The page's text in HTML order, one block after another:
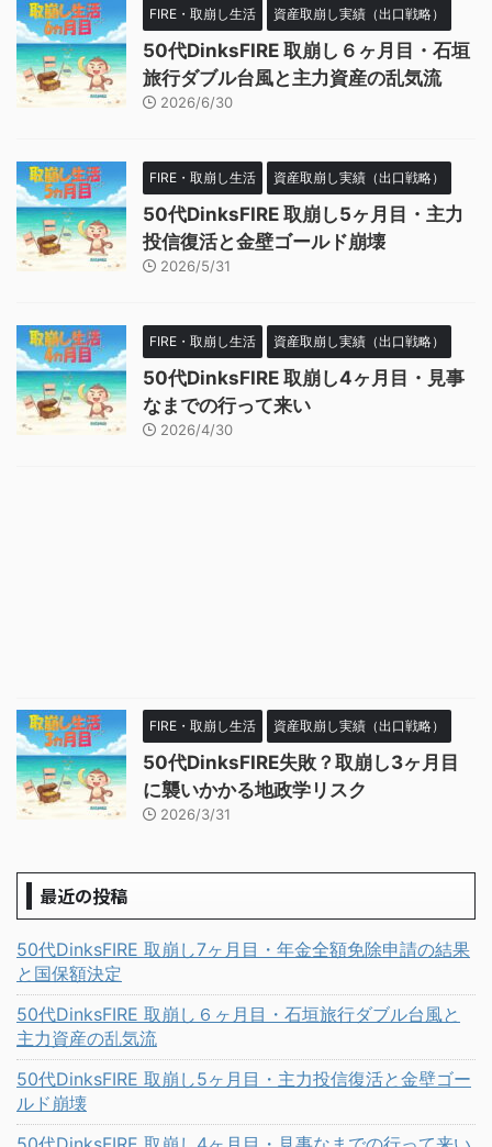
FIRE・取崩し生活 資産取崩し実績（出口戦略）
50代DinksFIRE 取崩し６ヶ月目・石垣
旅行ダブル台風と主力資産の乱気流
2026/6/30
FIRE・取崩し生活 資産取崩し実績（出口戦略）
50代DinksFIRE 取崩し5ヶ月目・主力
投信復活と金壁ゴールド崩壊
2026/5/31
FIRE・取崩し生活 資産取崩し実績（出口戦略）
50代DinksFIRE 取崩し4ヶ月目・見事
なまでの行って来い
2026/4/30
FIRE・取崩し生活 資産取崩し実績（出口戦略）
50代DinksFIRE失敗？取崩し3ヶ月目
に襲いかかる地政学リスク
2026/3/31
最近の投稿
50代DinksFIRE 取崩し7ヶ月目・年金全額免除申請の結果
と国保額決定
50代DinksFIRE 取崩し６ヶ月目・石垣旅行ダブル台風と
主力資産の乱気流
50代DinksFIRE 取崩し5ヶ月目・主力投信復活と金壁ゴー
ルド崩壊